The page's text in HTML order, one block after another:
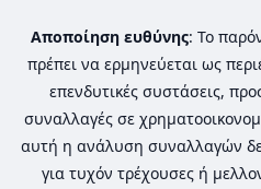
Αποποίηση ευθύνης: Το
πρέπει να ερμηνεύεται ως
επενδυτικές συστάσεις,
συναλλαγές σε
αυτή η ανάλυση συναλλαγών
για τυχόν τρέχουσες ή